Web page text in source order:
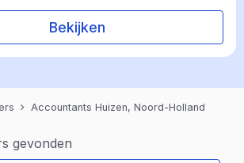
Bekijken
Accountants Huizen, Noord-Holland
gevonden